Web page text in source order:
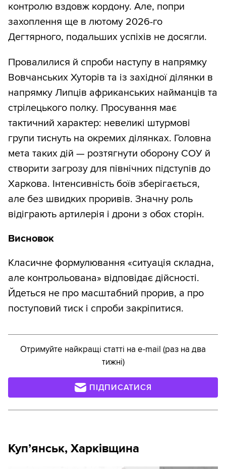
контролю вздовж кордону. Але, попри
захоплення ще в лютому 2026-го
Дегтярного, подальших успіхів не досягли.
Провалилися й спроби наступу в напрямку
Вовчанських Хуторів та із західної ділянки в
напрямку Липців африканських найманців та
стрілецького полку. Просування має
тактичний характер: невеликі штурмові
групи тиснуть на окремих ділянках. Головна
мета таких дій — розтягнути оборону СОУ й
створити загрозу для північних підступів до
Харкова. Інтенсивність боїв зберігається,
але без швидких проривів. Значну роль
відіграють артилерія і дрони з обох сторін.
Висновок
Класичне формулювання «ситуація складна,
але контрольована» відповідає дійсності.
Йдеться не про масштабний прорив, а про
поступовий тиск і спроби закріпитися.
Отримуйте найкращі статті на e-mail (раз на два
тижні)
ПІДПИСАТИСЯ
Купʼянськ, Харківщина